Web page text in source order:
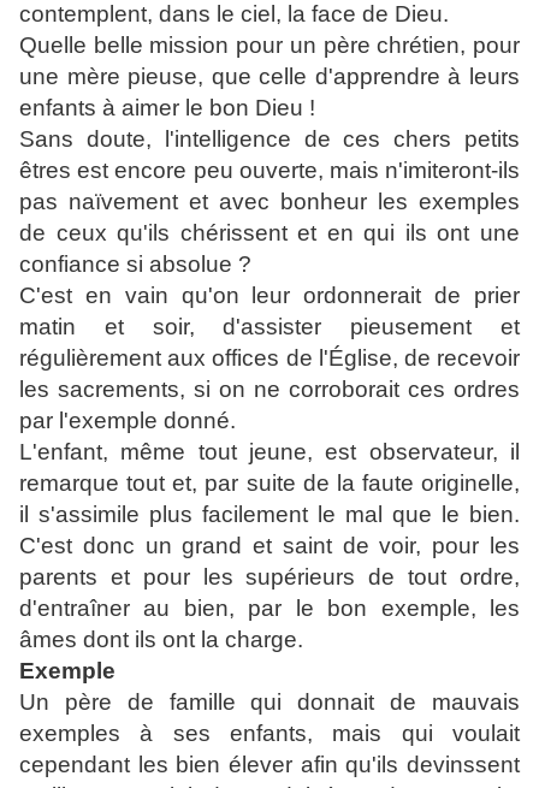
contemplent, dans le ciel, la face de Dieu.
Quelle belle mission pour un père chrétien, pour
une mère pieuse, que celle d'apprendre à leurs
enfants à aimer le bon Dieu !
Sans doute, l'intelligence de ces chers petits
êtres est encore peu ouverte, mais n'imiteront-ils
pas naïvement et avec bonheur les exemples
de ceux qu'ils chérissent et en qui ils ont une
confiance si absolue ?
C'est en vain qu'on leur ordonnerait de prier
matin et soir, d'assister pieusement et
régulièrement aux offices de l'Église, de recevoir
les sacrements, si on ne corroborait ces ordres
par l'exemple donné.
L'enfant, même tout jeune, est observateur, il
remarque tout et, par suite de la faute originelle,
il s'assimile plus facilement le mal que le bien.
C'est donc un grand et saint de voir, pour les
parents et pour les supérieurs de tout ordre,
d'entraîner au bien, par le bon exemple, les
âmes dont ils ont la charge.
Exemple
Un père de famille qui donnait de mauvais
exemples à ses enfants, mais qui voulait
cependant les bien élever afin qu'ils devinssent